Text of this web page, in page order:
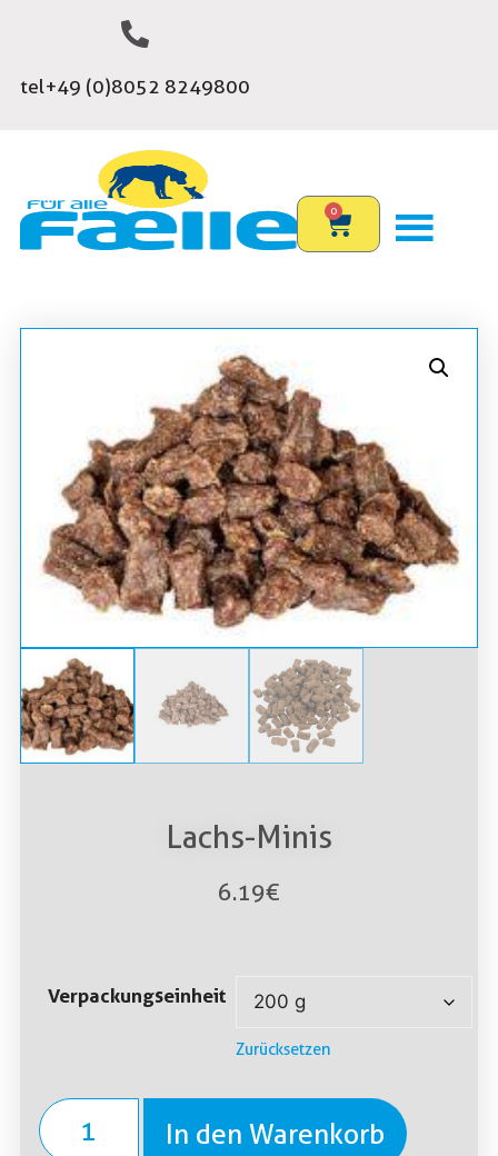
tel+49 (0)8052 8249800
0
Lachs-Minis
6.19€
Verpackungseinheit
Zurücksetzen
In den Warenkorb